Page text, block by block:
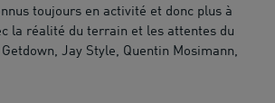
toujours en activité et donc plus à
la réalité du terrain et les attentes du
Jay Style, Quentin Mosimann,